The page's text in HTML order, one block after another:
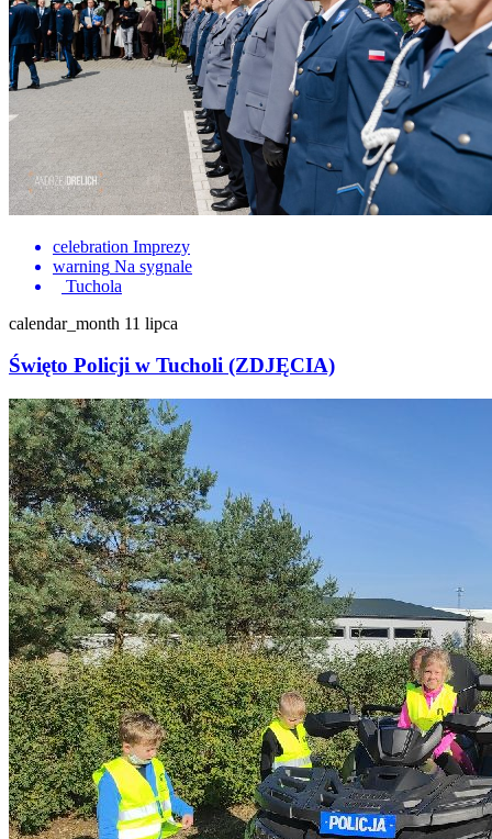
celebration Imprezy
warning Na sygnale
Tuchola
calendar_month 11 lipca
Święto Policji w Tucholi (ZDJĘCIA)